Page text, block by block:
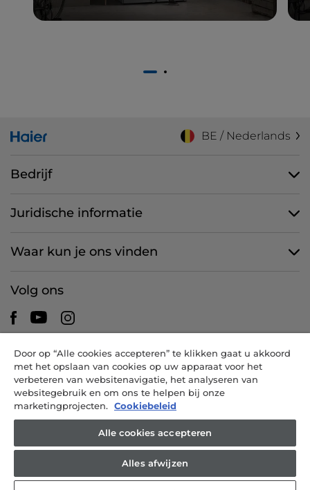
1 2
BE / Nederlands
Bedrijf
Juridische informatie
Waar kun je ons vinden
Volg ons
CANDY HOOVER GROUP S.r.I. - een eenpersoonsvennootschap -
HOOFDKANTOOR: Via Comolli, 57 - 20861 Brugherio (MB) - Italië -
ADMINISTRATIEVE KANTOREN: Via Privata Eden Fumagalli snc -
20861 Brugherio (MB) en Via Trento nr. 20/A-22 - 20871 Vimercate
Aandelenkapitaal € 35.000.000,00 volledig volgestort -
Belastingnummer en inschrijvingsnummer Handelsregister van
Milaan-Monza-Brianza-Lodi 04666310158 - Btw-nr. 00786860965 -
REA-nummer: MB-1033934 - Vergunning IT AEOF 211870 -
Door op “Alle cookies accepteren” te klikken gaat u akkoord
met het opslaan van cookies op uw apparaat voor het
verbeteren van websitenavigatie, het analyseren van
websitegebruik en om ons te helpen bij onze
marketingprojecten.
Cookiebeleid
Alle cookies accepteren
Alles afwijzen